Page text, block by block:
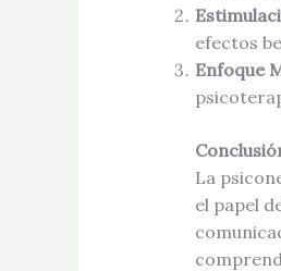
efectos
Enfoque
La
el papel